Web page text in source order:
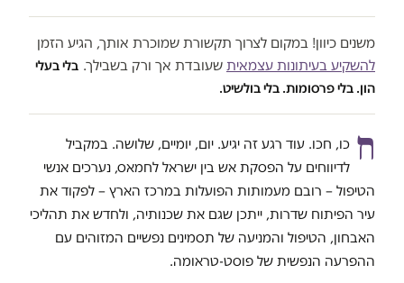
משנים כיוון! במקום לצרוך תקשורת שמוכרת אותך, הגיע הזמן
להשקיע בעיתונות עצמאית שעובדת אך ורק בשבילך. בלי בעלי
הון. בלי פרסומות. בלי בולשיט.
ח כו, חכו. עוד רגע זה יגיע. יום, יומיים, שלושה. במקביל
לדיווחים על הפסקת אש בין ישראל לחמאס, נערכים אנשי
הטיפול – רובם מעמותות הפועלות במרכז הארץ – לפקוד את
עיר הפיתוח שדרות, ייתכן שגם את שכנותיה, ולחדש את תהליכי
האבחון, הטיפול והמניעה של תסמינים נפשיים המזוהים עם
ההפרעה הנפשית של פוסט-טראומה.